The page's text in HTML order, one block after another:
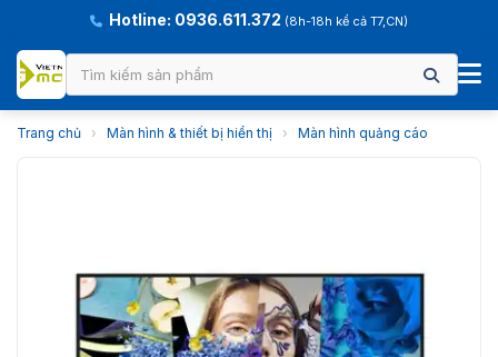
Hotline: 0936.611.372 (8h-18h kể cả T7,CN)
Trang chủ › Màn hình & thiết bị hiển thị › Màn hình quảng cáo